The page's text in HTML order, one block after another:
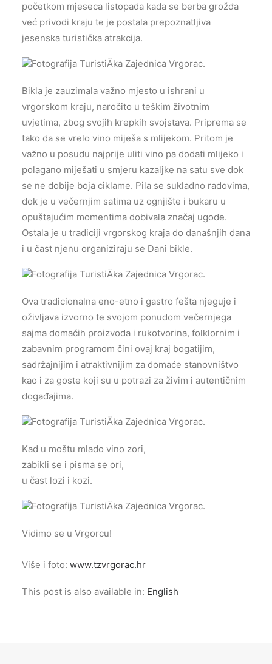
početkom mjeseca listopada kada se berba grožđa
već privodi kraju te je postala prepoznatljiva
jesenska turistička atrakcija.
Bikla je zauzimala važno mjesto u ishrani u
vrgorskom kraju, naročito u teškim životnim
uvjetima, zbog svojih krepkih svojstava. Priprema se
tako da se vrelo vino miješa s mlijekom. Pritom je
važno u posudu najprije uliti vino pa dodati mlijeko i
polagano miješati u smjeru kazaljke na satu sve dok
se ne dobije boja ciklame. Pila se sukladno radovima,
dok je u večernjim satima uz ognjište i bukaru u
opuštajućim momentima dobivala značaj ugode.
Ostala je u tradiciji vrgorskog kraja do današnjih dana
i u čast njenu organiziraju se Dani bikle.
Ova tradicionalna eno-etno i gastro fešta njeguje i
oživljava izvorno te svojom ponudom večernjega
sajma domaćih proizvoda i rukotvorina, folklornim i
zabavnim programom čini ovaj kraj bogatijim,
sadržajnijim i atraktivnijim za domaće stanovništvo
kao i za goste koji su u potrazi za živim i autentičnim
događajima.
Kad u moštu mlado vino zori,
zabikli se i pisma se ori,
u čast lozi i kozi.
Vidimo se u Vrgorcu!
Više i foto: www.tzvrgorac.hr
This post is also available in: English